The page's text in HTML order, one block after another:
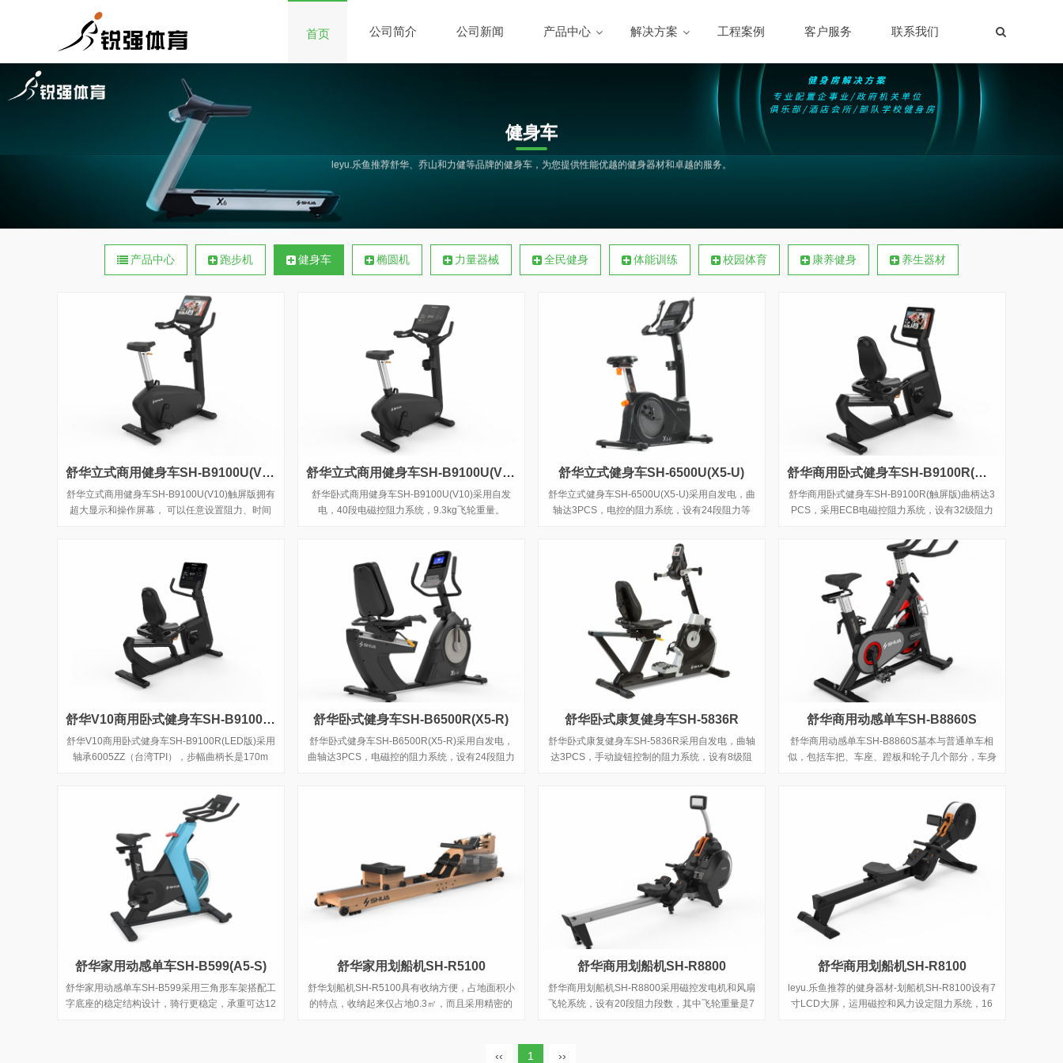
首页 公司简介 公司新闻 产品中心 解决方案 工程案例 客户服务 联系我们
健身车
leyu.乐鱼推荐舒华、乔山和力健等品牌的健身车，为您提供性能优越的健身器材和卓越的服务。
产品中心 跑步机 健身车 椭圆机 力量器械 全民健身 体能训练 校园体育 康养健身 养生器材
舒华立式商用健身车SH-B9100U(V10)触屏版
舒华立式商用健身车SH-B9100U(V10)触屏版拥有
超大显示和操作屏幕， 可以任意设置阻力、时间
舒华立式商用健身车SH-B9100U(V10)LED版
舒华卧式商用健身车SH-B9100U(V10)采用自发
电，40段电磁控阻力系统，9.3kg飞轮重量。
舒华立式健身车SH-6500U(X5-U)
舒华立式健身车SH-6500U(X5-U)采用自发电，曲
轴达3PCS，电控的阻力系统，设有24段阻力等
舒华商用卧式健身车SH-B9100R(触屏版)
舒华商用卧式健身车SH-B9100R(触屏版)曲柄达3
PCS，采用ECB电磁控阻力系统，设有32级阻力
舒华V10商用卧式健身车SH-B9100R(LED版)
舒华V10商用卧式健身车SH-B9100R(LED版)采用
轴承6005ZZ（台湾TPI），步幅曲柄长是170m
m和水平调整50mm，张力旋钮采用电动调整，制
作电磁铁阻力，传输系统多沟皮带J型8沟。
舒华卧式健身车SH-B6500R(X5-R)
舒华卧式健身车SH-B6500R(X5-R)采用自发电，
曲轴达3PCS，电磁控的阻力系统，设有24段阻力
舒华卧式康复健身车SH-5836R
舒华卧式康复健身车SH-5836R采用自发电，曲轴
达3PCS，手动旋钮控制的阻力系统，设有8级阻
舒华商用动感单车SH-B8860S
舒华商用动感单车SH-B8860S基本与普通单车相
似，包括车把、车座、蹬板和轮子几个部分，车身
舒华家用动感单车SH-B599(A5-S)
舒华家用动感单车SH-B599采用三角形车架搭配工
字底座的稳定结构设计，骑行更稳定，承重可达12
舒华家用划船机SH-R5100
舒华划船机SH-R5100具有收纳方便，占地面积小
的特点，收纳起来仅占地0.3㎡，而且采用精密的
舒华商用划船机SH-R8800
舒华商用划船机SH-R8800采用磁控发电机和风扇
飞轮系统，设有20段阻力段数，其中飞轮重量是7
舒华商用划船机SH-R8100
leyu.乐鱼推荐的健身器材-划船机SH-R8100设有7
寸LCD大屏，运用磁控和风力设定阻力系统，16
‹‹ 1 ››